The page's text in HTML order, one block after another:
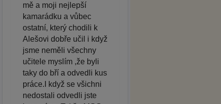
mě a moji nejlepší
kamarádku a vůbec
ostatní, který chodili k
Alešovi dobře učil i když
jsme neměli všechny
učitele myslím ,že byli
taky do bří a odvedli kus
práce.I když se všichni
nedostali odvedli jste